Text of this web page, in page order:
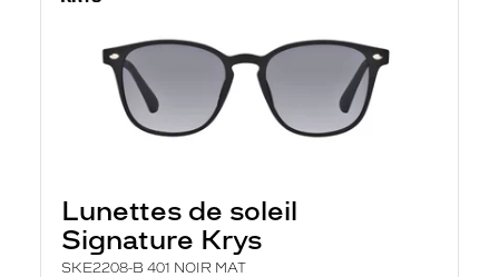
Lunettes de soleil
Signature Krys
SKE2208-B 401 NOIR MAT